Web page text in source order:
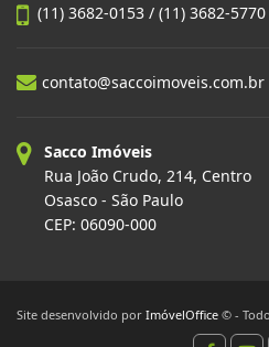
(11) 3682-0153 / (11) 3682-
contato@saccoimoveis.com.br
Sacco Imóveis
Rua João Crudo, 214, Centro
Osasco - São Paulo
CEP: 06090-000
Site desenvolvido por ImóvelOffice © -